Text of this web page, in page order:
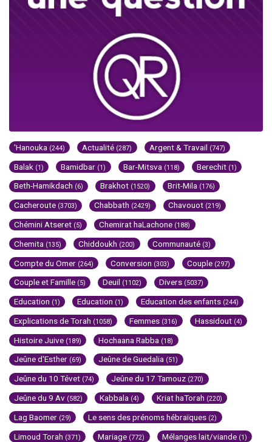
'Hanouka (244) Actualité (287) Argent & Travail (747)
Balak (1) Bamidbar (1) Bar-Mitsva (118) Berechit (1)
Beth-Hamikdach (6) Brakhot (1520) Brit-Mila (176)
Cacheroute (3703) Chabbath (2429) Chavouot (219)
Chémini Atseret (5) Chemirat haLachone (188)
Chemita (135) Chiddoukh (200) Communauté (3)
Compte du Omer (264) Conversion (303) Couple (297)
Couple et Famille (5) Deuil (1102) Divers (5037)
Education (1) Education (1) Education des enfants (244)
Explications de Torah (1058) Femmes (316) Hassidout (4)
Histoire Juive (189) Hochaana Rabba (18)
Jeûne d'Esther (69) Jeûne de Guedalia (51)
Jeûne du 10 Tévet (74) Jeûne du 17 Tamouz (270)
Jeûne du 9 Av (582) Kabbala (4) Kriat haTorah (220)
Lag Baomer (29) Le sens des prénoms hébraïques (2)
Limoud Torah (371) Mariage (772) Mélanges lait/viande (1)